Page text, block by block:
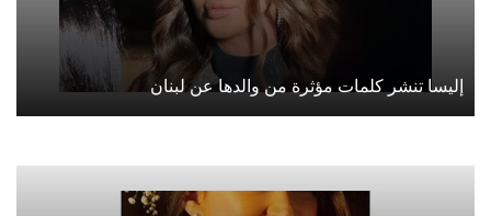
إليسا تنشر كلمات مؤثرة من والدها عن لبنان